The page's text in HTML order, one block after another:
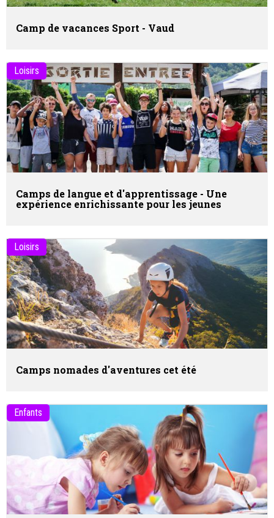
Camp de vacances Sport - Vaud
Loisirs
Camps de langue et d'apprentissage - Une
expérience enrichissante pour les jeunes
Loisirs
Camps nomades d'aventures cet été
Enfants